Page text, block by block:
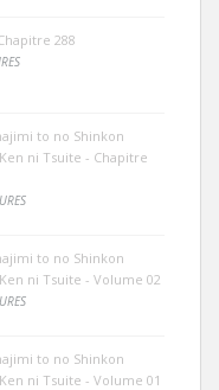
288
to no Shinkon
ni Tsuite - Chapitre
to no Shinkon
ni Tsuite - Volume 02
to no Shinkon
ni Tsuite - Volume 01